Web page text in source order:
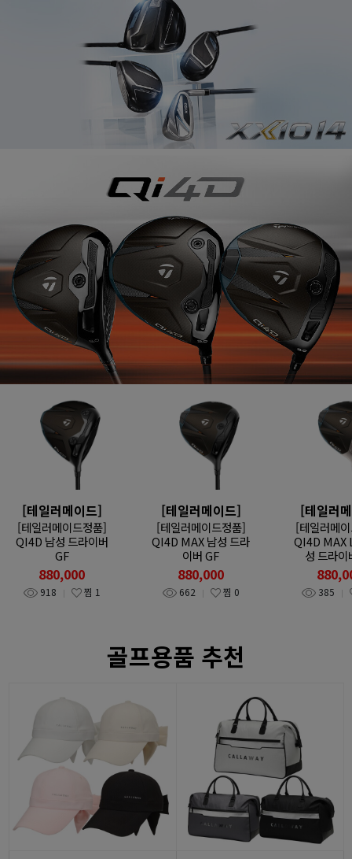
[테일러메이드]
[테일러메이드정품]
QI4D 남성 드라이버
GF
880,000
918 찜 1
[테일러메이드]
[테일러메이드정품]
QI4D MAX 남성 드라
이버 GF
880,000
662 찜 0
[테일러
[테일러메
QI4D MAX
성 드라이
385
골프용품 추천